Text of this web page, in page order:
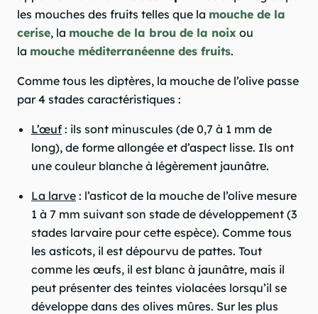
les mouches des fruits telles que la mouche de la
cerise, la mouche de la brou de la noix ou
la mouche méditerranéenne des fruits.
Comme tous les diptères, la mouche de l’olive passe
par 4 stades caractéristiques :
L’œuf : ils sont minuscules (de 0,7 à 1 mm de
long), de forme allongée et d’aspect lisse. Ils ont
une couleur blanche à légèrement jaunâtre.
La larve : l’asticot de la mouche de l’olive mesure
1 à 7 mm suivant son stade de développement (3
stades larvaire pour cette espèce). Comme tous
les asticots, il est dépourvu de pattes. Tout
comme les œufs, il est blanc à jaunâtre, mais il
peut présenter des teintes violacées lorsqu’il se
développe dans des olives mûres. Sur les plus